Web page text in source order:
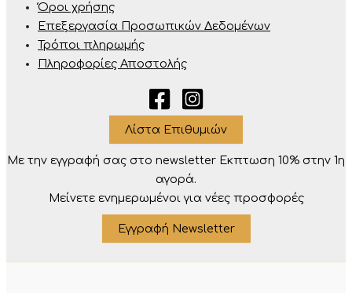
Όροι χρήσης
Επεξεργασία Προσωπικών Δεδομένων
Τρόποι πληρωμής
Πληροφορίες Αποστολής
Λίστα Επιθυμιών
Με την εγγραφή σας στο newsletter Eκπτωση 10% στην 1η
αγορά.
Μείνετε ενημερωμένοι για νέες προσφορές
Εγγραφή Newsletter